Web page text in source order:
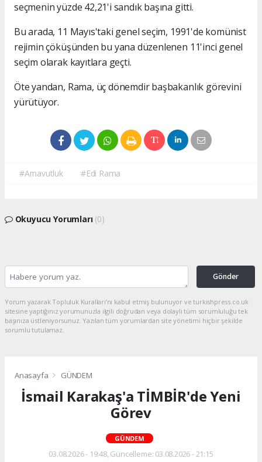
seçmenin yüzde 42,21'i sandık başına gitti.
Bu arada, 11 Mayıs'taki genel seçim, 1991'de komünist
rejimin çöküşünden bu yana düzenlenen 11'inci genel
seçim olarak kayıtlara geçti.
Öte yandan, Rama, üç dönemdir başbakanlık görevini
yürütüyor.
#Arnavutluk #Edi Rama
Okuyucu Yorumları (0)
Gönder
Yorum yazarak Topluluk Kuralları’nı kabul etmiş bulunuyor ve turkishpress.co.uk
sitesine yaptığınız yorumunuzla ilgili doğrudan veya dolaylı tüm sorumluluğu tek
başınıza üstleniyorsunuz. Yazılan tüm yorumlardan site yönetimi hiçbir şekilde
sorumlu tutulamaz.
Anasayfa GÜNDEM
İsmail Karakaş'a TİMBİR'de Yeni
Görev
GÜNDEM
03.08.2026 - 19:48, Güncelleme: 03.08.2026 - 21:15